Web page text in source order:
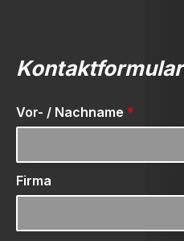
Kontaktformular
Vor- / Nachname *
Firma